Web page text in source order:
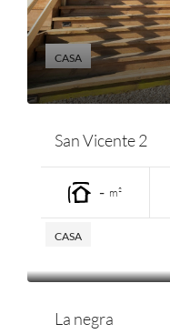
San Vicente 2
- m²
CASA
La negra
CASA